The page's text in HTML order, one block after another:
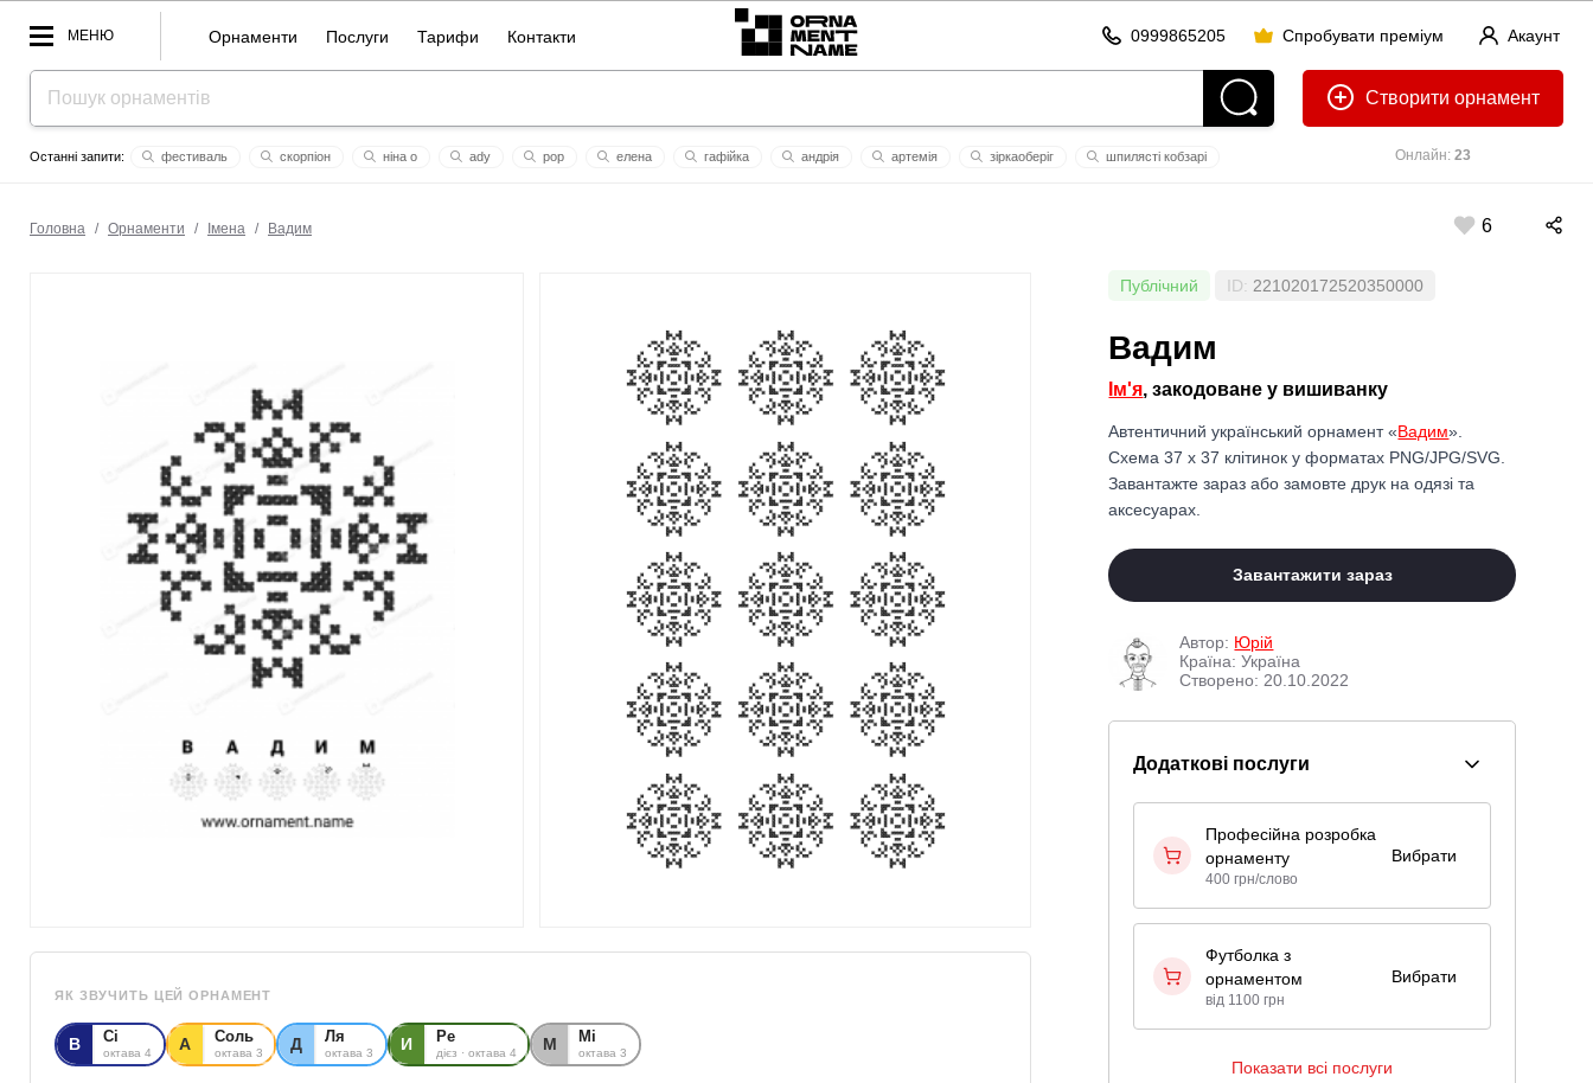
МЕНЮ Орнаменти Послуги Тарифи Контакти Акаунт
0999865205 Спробувати преміум
Створити
Онлайн: 23
фестиваль скорпіон ніна о ady pop елена гафійка андрія артемія зіркаоберіг
шпилясті кобзарі
Головна / Орнаменти / Імена / Вадим 6
ЯК ЗВУЧИТЬ ЦЕЙ ОРНАМЕНТ
В Сі
октава 4 А Соль
октава 3 Д Ля
октава 3 И Ре
дієз · октава 4 М Мі
октава 3
Публічний ID: 221020172520350000
Вадим
Ім'я, закодоване у вишиванку
Автентичний український орнамент «Вадим».
Схема 37 x 37 клітинок у форматах PNG/JPG/SVG.
Завантажте зараз або замовте друк на одязі та
аксесуарах.
Завантажити зараз
Автор: Юрій
Країна: Україна
Створено: 20.10.2022
Додаткові послуги
Професійна розробка
орнаменту
400 грн/слово
Вибрати
Футболка з
орнаментом
від 1100 грн
Вибрати
Показати всі послуги